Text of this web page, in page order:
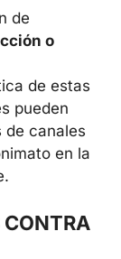
de
o
de estas
pueden
de canales
en la
CONTRA